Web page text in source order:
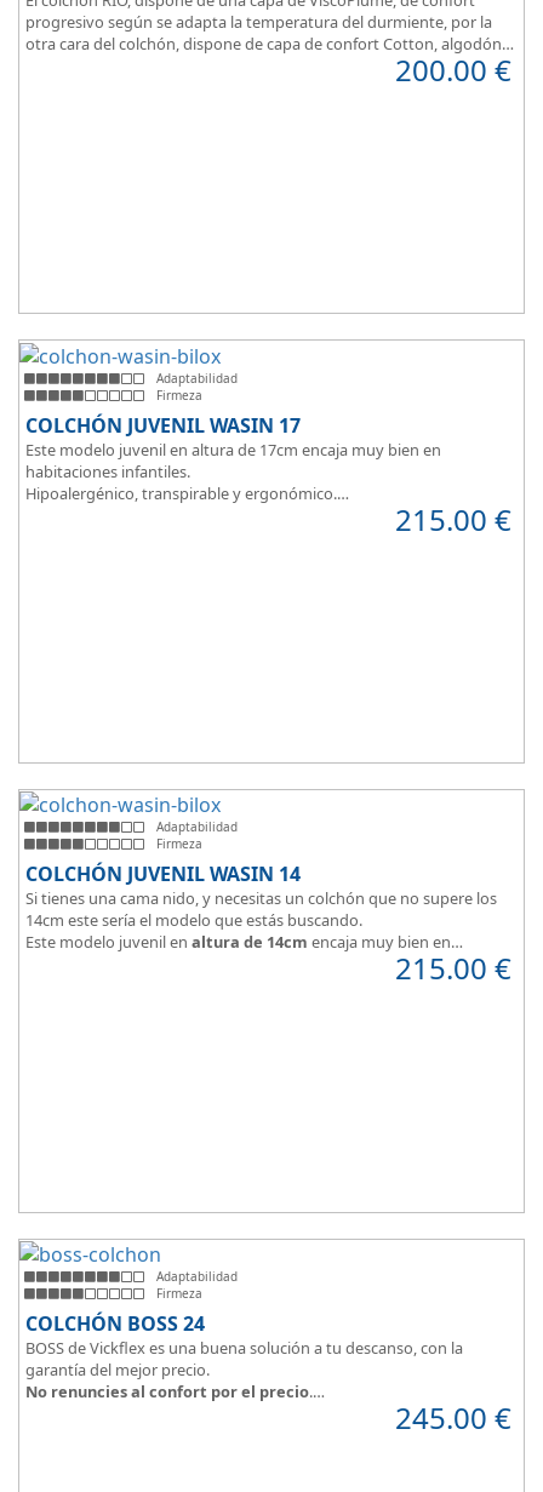
progresivo según se adapta la temperatura del durmiente, por la
otra cara del colchón, dispone de capa de confort Cotton, algodón
100% que brinda una sensación de confort inmediata.200.00 €
Adaptabilidad
Firmeza
COLCHÓN JUVENIL WASIN 17
Este modelo juvenil en altura de 17cm encaja muy bien en
habitaciones infantiles.
Hipoalergénico, transpirable y ergonómico.
215.00 €
Adaptabilidad
Firmeza
COLCHÓN JUVENIL WASIN 14
Si tienes una cama nido, y necesitas un colchón que no supere los
14cm este sería el modelo que estás buscando.
Este modelo juvenil en altura de 14cm encaja muy bien en
215.00 €
Adaptabilidad
Firmeza
COLCHÓN BOSS 24
BOSS de Vickflex es una buena solución a tu descanso, con la
garantía del mejor precio.
No renuncies al confort por el precio.
núcleo firme y resistenteque combinado
con su material viscoelástico ViscoPlume en ambas caras y algodón
245.00 €